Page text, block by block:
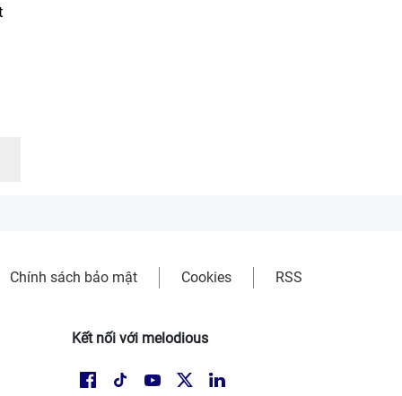
Chính sách bảo mật Cookies RSS
Kết nối với melodious